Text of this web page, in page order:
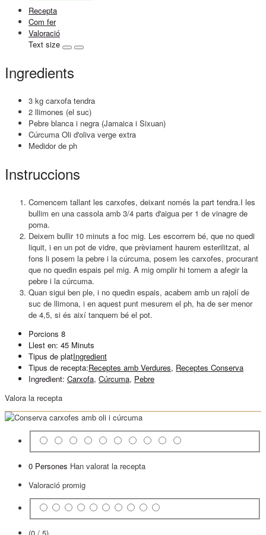
Recepta
Com fer
Valoració
Text size
Ingredients
3 kg carxofa tendra
2 llimones (el suc)
Pebre blanca i negra (Jamaica i Sixuan)
Cúrcuma Oli d'oliva verge extra
Medidor de ph
Instruccions
Comencem tallant les carxofes, deixant només la part tendra.I les
bullim en una cassola amb 3/4 parts d'aigua per 1 de vinagre de
poma.
Deixem bullir 10 minuts a foc mig. Les escorrem bé, que no quedi
liquit, i en un pot de vidre, que prèviament haurem esterilitzat, al
fons li posem la pebre i la cúrcuma, posem les carxofes, procurant
que no quedin espais pel mig. A mig omplir hi tornem a afegir la
pebre i la cúrcuma.
Quan sigui ben ple, i no quedin espais, acabem amb un rajolí de
suc de llimona, i en aquest punt mesurem el ph, ha de ser menor
de 4,5, si és així tanquem bé el pot.
Porcions 8
Llest en: 45 Minuts
Tipus de platIngredient
Tipus de recepta:Receptes amb Verdures, Receptes Conserva
Ingredient: Carxofa, Cúrcuma, Pebre
Valora la recepta
0 Persones Han valorat la recepta
Valoració promig